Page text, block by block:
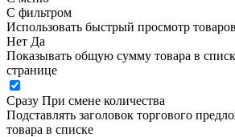
С фильтром
Использовать быстрый просмотр товаров
Нет Да
Показывать общую сумму товара в
странице
Сразу При смене количества
Подставлять заголовок торгового
товара в списке